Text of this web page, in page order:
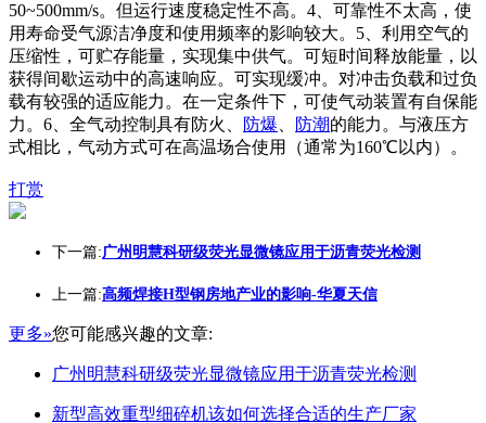
50~500mm/s。但运行速度稳定性不高。4、可靠性不太高，使
用寿命受气源洁净度和使用频率的影响较大。5、利用空气的
压缩性，可贮存能量，实现集中供气。可短时间释放能量，以
获得间歇运动中的高速响应。可实现缓冲。对冲击负载和过负
载有较强的适应能力。在一定条件下，可使气动装置有自保能
力。6、全气动控制具有防火、
防爆 防潮的能力。与液压方
式相比，气动方式可在高温场合使用（通常为160℃以内）。
打赏
下一篇:广州明慧科研级荧光显微镜应用于沥青荧光检测
上一篇:高频焊接H型钢房地产业的影响-华夏天信
更多»您可能感兴趣的文章:
广州明慧科研级荧光显微镜应用于沥青荧光检测
新型高效重型细碎机该如何选择合适的生产厂家